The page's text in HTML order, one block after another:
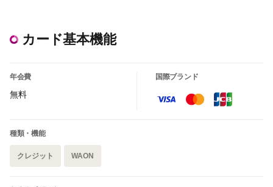
カード基本機能
年会費
無料
国際ブランド
種類・機能
クレジット WAON